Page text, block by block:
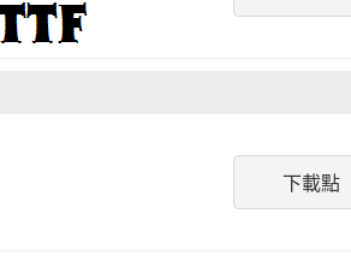
下載點